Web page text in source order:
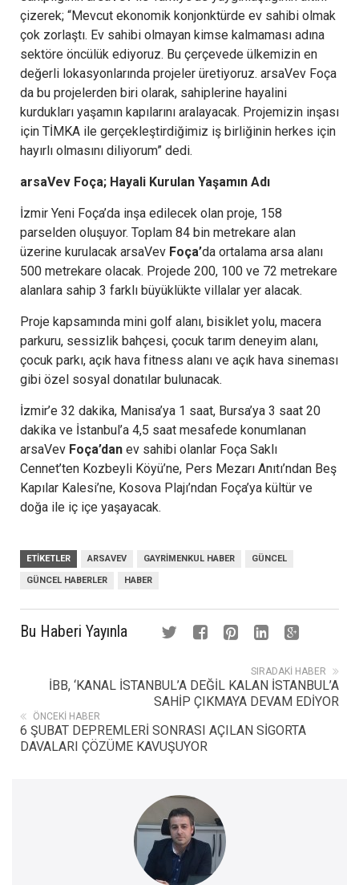
çizerek; “Mevcut ekonomik konjonktürde ev sahibi olmak
çok zorlaştı. Ev sahibi olmayan kimse kalmaması adına
sektöre öncülük ediyoruz. Bu çerçevede ülkemizin en
değerli lokasyonlarında projeler üretiyoruz. arsaVev Foça
da bu projelerden biri olarak, sahiplerine hayalini
kurdukları yaşamın kapılarını aralayacak. Projemizin inşası
için TİMKA ile gerçekleştirdiğimiz iş birliğinin herkes için
hayırlı olmasını diliyorum” dedi.
arsaVev Foça; Hayali Kurulan Yaşamın Adı
İzmir Yeni Foça’da inşa edilecek olan proje, 158
parselden oluşuyor. Toplam 84 bin metrekare alan
üzerine kurulacak arsaVev Foça’da ortalama arsa alanı
500 metrekare olacak. Projede 200, 100 ve 72 metrekare
alanlara sahip 3 farklı büyüklükte villalar yer alacak.
Proje kapsamında mini golf alanı, bisiklet yolu, macera
parkuru, sessizlik bahçesi, çocuk tarım deneyim alanı,
çocuk parkı, açık hava fitness alanı ve açık hava sineması
gibi özel sosyal donatılar bulunacak.
İzmir’e 32 dakika, Manisa’ya 1 saat, Bursa’ya 3 saat 20
dakika ve İstanbul’a 4,5 saat mesafede konumlanan
arsaVev Foça’dan ev sahibi olanlar Foça Saklı
Cennet’ten Kozbeyli Köyü’ne, Pers Mezarı Anıtı’ndan Beş
Kapılar Kalesi’ne, Kosova Plajı’ndan Foça’ya kültür ve
doğa ile iç içe yaşayacak.
ETIKETLER ARSAVEV GAYRIMENKUL HABER GÜNCEL
GÜNCEL HABERLER HABER
Bu Haberi Yayınla
SIRADAKI HABER
İBB, ‘KANAL İSTANBUL’A DEĞİL KALAN İSTANBUL’A
SAHİP ÇIKMAYA DEVAM EDİYOR
ÖNCEKI HABER
6 ŞUBAT DEPREMLERİ SONRASI AÇILAN SİGORTA
DAVALARI ÇÖZÜME KAVUŞUYOR